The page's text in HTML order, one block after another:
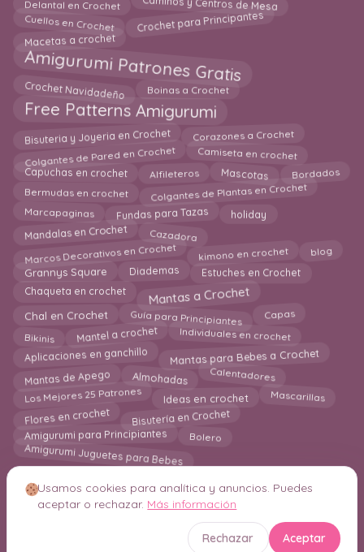
Caminos y Centros de Mesa
Cuellos en Crochet Crochet para Principantes
Macetas a crochet
Amigurumi Patrones Gratis
Crochet Navidadeño Boinas a Crochet
Free Patterns Amigurumi
Bisuteria y Joyeria en Crochet Corazones a Crochet
Colgantes de Pared en Crochet Camiseta en crochet
Capuchas en crochet Alfileteros Mascotas Bordados
Bermudas en crochet Colgantes de Plantas en Crochet
Marcapaginas Fundas para Tazas holiday
Mandalas en Crochet Cazadora
Marcos Decorativos en Crochet kimono en crochet blog
Grannys Square Diademas Estuches en Crochet
Chaqueta en crochet Mantas a Crochet
Chal en Crochet Guía para Principiantes Capas
Bikinis Mantel a crochet Individuales en crochet
Aplicaciones en ganchillo Mantas para Bebes a Crochet
Mantas de Apego Almohadas Calentadores
Los Mejores 25 Patrones Ideas en crochet Mascarillas
Flores en crochet Bisutería en Crochet
Amigurumi para Principiantes Bolero
Amigurumi Juguetes para Bebes
© 2026 Crochetisimo. Todos los derechos reservados.
Usamos cookies para analítica y anuncios. Puedes
aceptar o rechazar. Más información
Rechazar Aceptar